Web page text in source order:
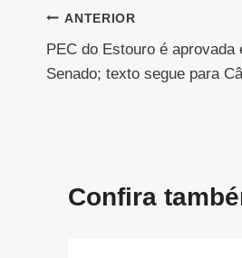
Navegação
de
ANTERIOR
PEC do Estouro é aprovada
Senado; texto segue para
Confira